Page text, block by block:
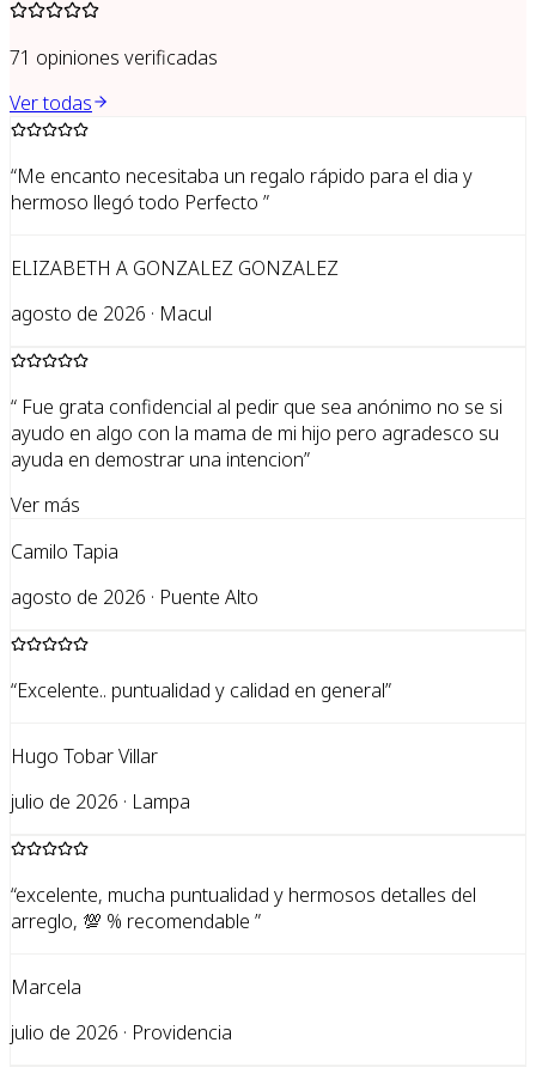
71 opiniones verificadas
Ver todas
“Me encanto necesitaba un regalo rápido para el dia y
hermoso llegó todo Perfecto ”
ELIZABETH A GONZALEZ GONZALEZ
agosto de 2026 · Macul
“ Fue grata confidencial al pedir que sea anónimo no se si
ayudo en algo con la mama de mi hijo pero agradesco su
ayuda en demostrar una intencion”
Ver más
Camilo Tapia
agosto de 2026 · Puente Alto
“Excelente.. puntualidad y calidad en general”
Hugo Tobar Villar
julio de 2026 · Lampa
“excelente, mucha puntualidad y hermosos detalles del
arreglo, 💯 % recomendable ”
Marcela
julio de 2026 · Providencia